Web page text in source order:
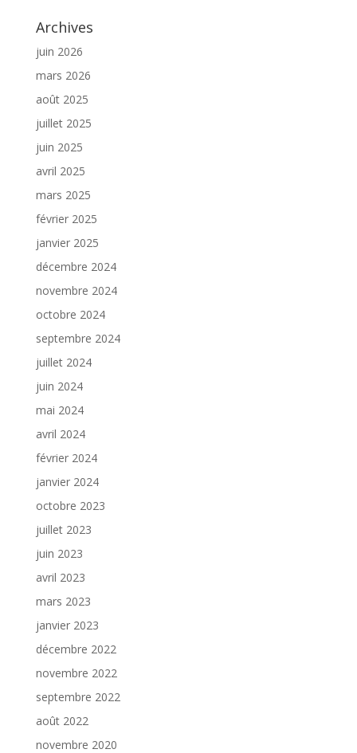
Archives
juin 2026
mars 2026
août 2025
juillet 2025
juin 2025
avril 2025
mars 2025
février 2025
janvier 2025
décembre 2024
novembre 2024
octobre 2024
septembre 2024
juillet 2024
juin 2024
mai 2024
avril 2024
février 2024
janvier 2024
octobre 2023
juillet 2023
juin 2023
avril 2023
mars 2023
janvier 2023
décembre 2022
novembre 2022
septembre 2022
août 2022
novembre 2020